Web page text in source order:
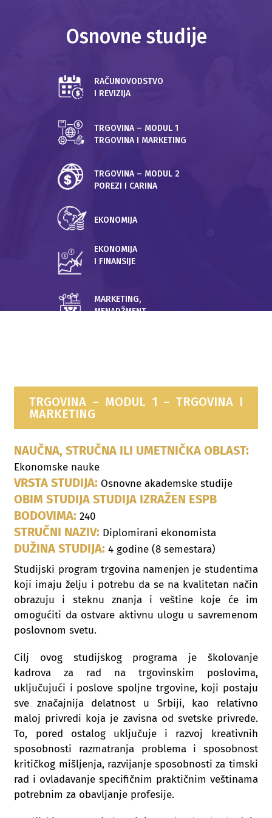
TRGOVINA – MODUL 2
POREZI I CARINA
EKONOMIJA
RAČUNOVODSTVO
I REVIZIJA
TRGOVINA – MODUL 1
TRGOVINA I MARKETING
MARKETING,
MENADŽMENT
EKONOMIJA
I FINANSIJE
Osnovne studije
TRGOVINA – MODUL 1 – TRGOVINA I
MARKETING
NAUČNA, STRUČNA ILI UMETNIČKA OBLAST:
Ekonomske nauke
VRSTA STUDIJA: Osnovne akademske studije
OBIM STUDIJA STUDIJA IZRAŽEN ESPB
BODOVIMA: 240
STRUČNI NAZIV: Diplomirani ekonomista
DUŽINA STUDIJA: 4 godine (8 semestara)
Studijski program trgovina namenjen je studentima
koji imaju želju i potrebu da se na kvalitetan način
obrazuju i steknu znanja i veštine koje će im
omogućiti da ostvare aktivnu ulogu u savremenom
poslovnom svetu.
Cilj ovog studijskog programa je školovanje
kadrova za rad na trgovinskim poslovima,
uključujući i poslove spoljne trgovine, koji postaju
sve značajnija delatnost u Srbiji, kao relativno
maloj privredi koja je zavisna od svetske privrede.
To, pored ostalog uključuje i razvoj kreativnih
sposobnosti razmatranja problema i sposobnost
kritičkog mišljenja, razvijanje sposobnosti za timski
rad i ovladavanje specifičnim praktičnim veštinama
potrebnim za obavljanje profesije.